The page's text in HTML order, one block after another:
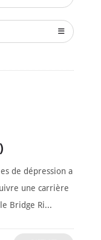
de dépression a
une carrière
Bridge Ri...